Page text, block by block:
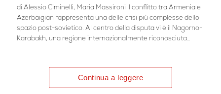
di Alessio Ciminelli, Maria Massironi Il conflitto tra Armenia e
Azerbaigian rappresenta una delle crisi più complesse dello
spazio post-sovietico. Al centro della disputa vi è il Nagorno-
Karabakh, una regione internazionalmente riconosciuta…
Continua a leggere